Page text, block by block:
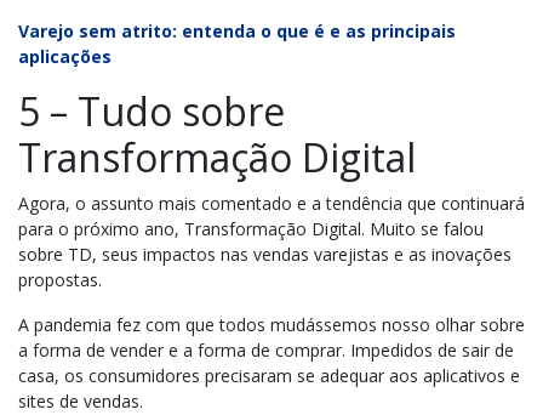
Varejo sem atrito: entenda o que é e as principais
aplicações
5 – Tudo sobre
Transformação Digital
Agora, o assunto mais comentado e a tendência que continuará
para o próximo ano, Transformação Digital. Muito se falou
sobre TD, seus impactos nas vendas varejistas e as inovações
propostas.
A pandemia fez com que todos mudássemos nosso olhar sobre
a forma de vender e a forma de comprar. Impedidos de sair de
casa, os consumidores precisaram se adequar aos aplicativos e
sites de vendas.